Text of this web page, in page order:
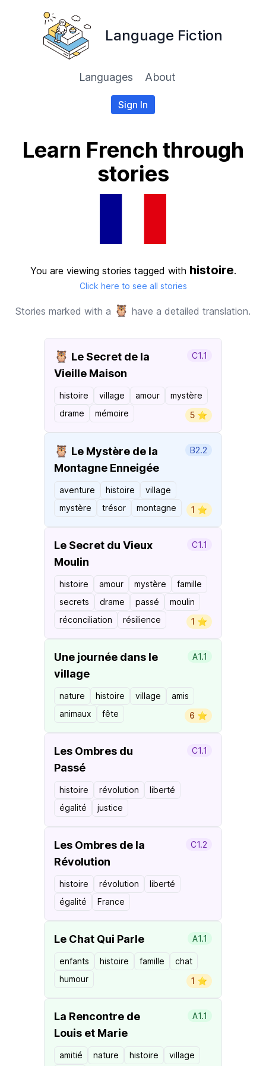
Language Fiction
Languages About
Sign In
Learn French through
stories
You are viewing stories tagged with histoire.
Click here to see all stories
Stories marked with a 🦉 have a detailed translation.
🦉 Le Secret de la
Vieille Maison
C1.1
histoire village amour
mystère
drame
mémoire 5 ⭐️
🦉 Le Mystère de la
Montagne Enneigée
B2.2
aventure histoire
village
mystère
trésor montagne 1 ⭐️
Le Secret du Vieux
Moulin
C1.1
histoire amour mystère
famille
secrets
drame passé
moulin
réconciliation
résilience 1 ⭐️
Une journée dans le
village
A1.1
nature histoire village
amis
animaux
fête 6 ⭐️
Les Ombres du
Passé
C1.1
histoire révolution
liberté
égalité
justice
Les Ombres de la
Révolution
C1.2
histoire révolution
liberté
égalité
France
Le Chat Qui Parle A1.1
enfants histoire famille
chat
humour
1 ⭐️
La Rencontre de
Louis et Marie
A1.1
amitié nature histoire village